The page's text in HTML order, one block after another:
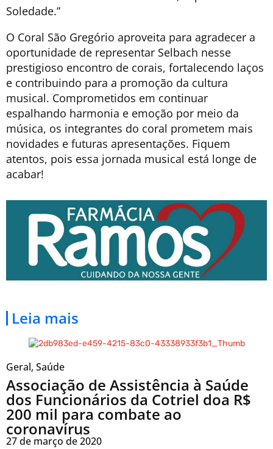
Soledade.”
O Coral São Gregório aproveita para agradecer a
oportunidade de representar Selbach nesse
prestigioso encontro de corais, fortalecendo laços
e contribuindo para a promoção da cultura
musical. Comprometidos em continuar
espalhando harmonia e emoção por meio da
música, os integrantes do coral prometem mais
novidades e futuras apresentações. Fiquem
atentos, pois essa jornada musical está longe de
acabar!
Leia mais
Geral, Saúde
Associação de Assistência à Saúde
dos Funcionários da Cotriel doa R$
200 mil para combate ao
coronavírus
27 de março de 2020